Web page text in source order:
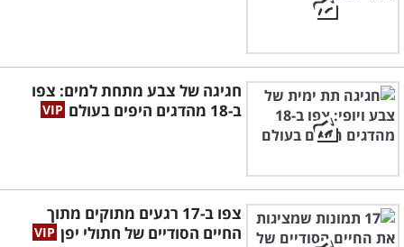
חגיגה של צבע מתחת למים: צפו
ב-18 מהדגים היפים בעולם
צפו ב-17 רגעים מתוקים מתוך
החיים הסודיים של חתולי יפן